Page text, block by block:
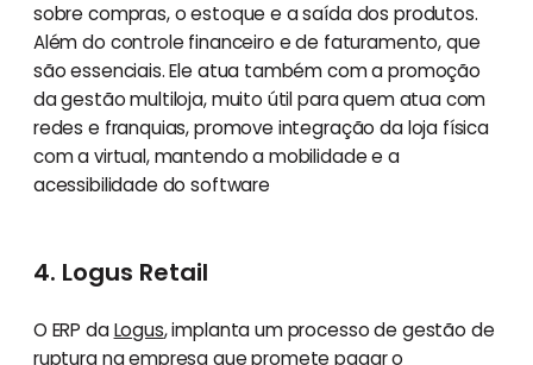
sobre compras, o estoque e a saída dos produtos.
Além do controle financeiro e de faturamento, que
são essenciais. Ele atua também com a promoção
da gestão multiloja, muito útil para quem atua com
redes e franquias, promove integração da loja física
com a virtual, mantendo a mobilidade e a
acessibilidade do software
4. Logus Retail
O ERP daLogus, implanta um processo de gestão de
ruptura na empresa que promete pagar o